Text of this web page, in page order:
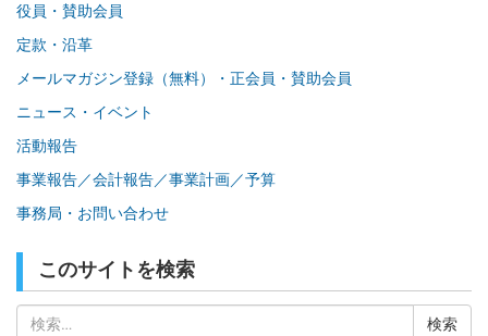
役員・賛助会員
定款・沿革
メールマガジン登録（無料）・正会員・賛助会員
ニュース・イベント
活動報告
事業報告／会計報告／事業計画／予算
事務局・お問い合わせ
このサイトを検索